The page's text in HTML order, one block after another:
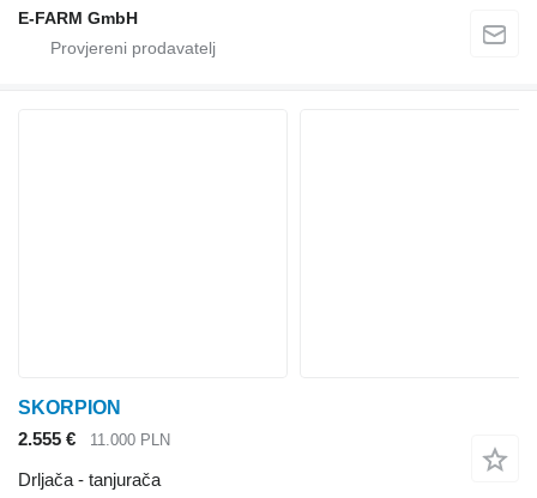
E-FARM GmbH
SKORPION
2.555 €
11.000 PLN
Drljača - tanjurača